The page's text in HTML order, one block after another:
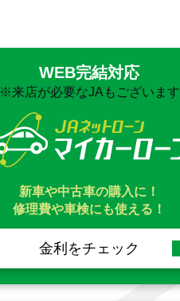
WEB完結対応
※来店が必要なJAもございます
新車や中古車の購入に！
修理費や車検にも使える！
金利をチェック